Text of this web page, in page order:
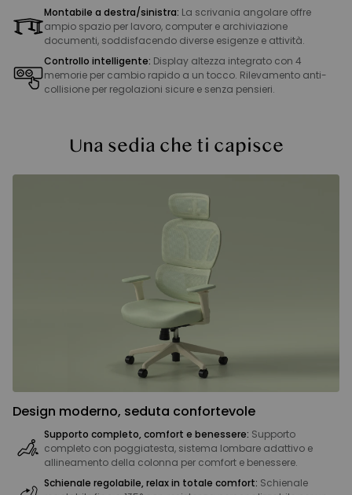
Montabile a destra/sinistra: La scrivania angolare offre
ampio spazio per lavoro, computer e archiviazione
documenti, soddisfacendo diverse esigenze e attività.
Controllo intelligente: Display altezza integrato con 4
memorie per cambio rapido a un tocco. Rilevamento anti-
collisione per regolazioni sicure e senza pensieri.
Una sedia che ti capisce
Design moderno, seduta confortevole
Supporto completo, comfort e benessere: Supporto
completo con poggiatesta, sistema lombare adattivo e
allineamento della colonna per comfort e benessere.
Schienale regolabile, relax in totale comfort: Schienale